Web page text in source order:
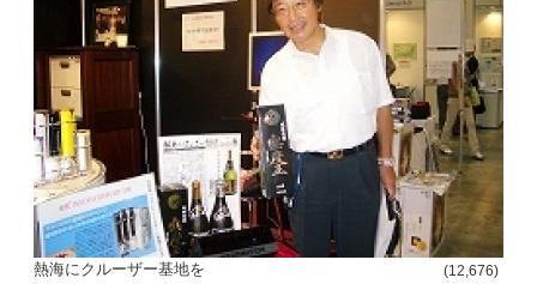
熱海にクルーザー基地を (12,676)